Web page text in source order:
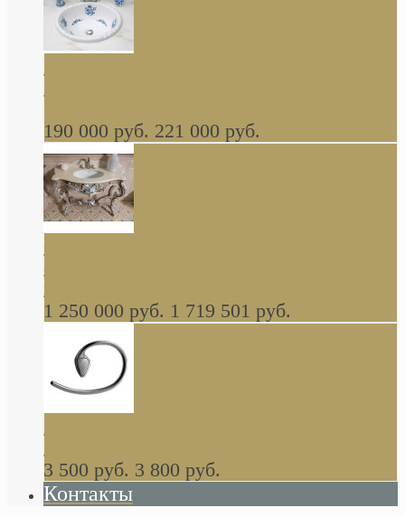
Decorated Bathroom раковина овальная
встраиваемая для ванной с рисунком синяя
роза В НАЛИЧИИ
190 000 руб. 221 000 руб.
стиле барокко, из массива дерева, светло
коричневый матовый окрас + серебро
1 250 000 руб. 1 719 501 руб.
Khala Colombo аксессуары (серия) В
НАЛИЧИИ
3 500 руб. 3 800 руб.
Контакты